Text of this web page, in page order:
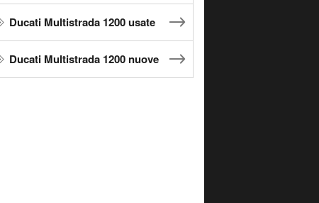
Ducati Multistrada 1200 usate
Ducati Multistrada 1200 nuove